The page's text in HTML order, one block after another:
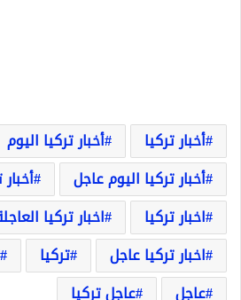
أخبار تركيا
أخبار تركيا اليوم
أخبار تركيا اليوم عاجل
اخبار تركيا
اخبار تركيا
اخبار تركيا عاجل
تركيا
عاجل
عاجل تركيا